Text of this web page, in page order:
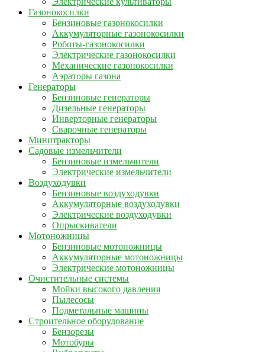
Газонокосилки
Бензиновые газонокосилки
Аккумуляторные газонокосилки
Роботы-газонокосилки
Электрические газонокосилки
Механические газонокосилки
Аэраторы газона
Генераторы
Бензиновые генераторы
Дизельные генераторы
Инверторные генераторы
Сварочные генераторы
Минитракторы
Садовые измельчители
Бензиновые измельчители
Электрические измельчители
Воздуходувки
Бензиновые воздуходувки
Аккумуляторные воздуходувки
Электрические воздуходувки
Опрыскиватели
Мотоножницы
Бензиновые мотоножницы
Аккумуляторные мотоножницы
Электрические мотоножницы
Очистительные системы
Мойки высокого давления
Пылесосы
Подметальные машины
Строительное оборудование
Бензорезы
Мотобуры